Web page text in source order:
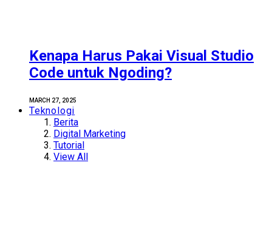
Kenapa Harus Pakai Visual Studio
Code untuk Ngoding?
MARCH 27, 2025
Teknologi
Berita
Digital Marketing
Tutorial
View All